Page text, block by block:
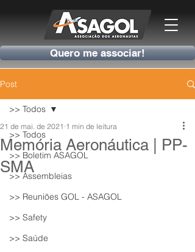
Quero me associar!
Post
>> Todos
>> Boletim ASAGOL
>> Assembleias
>> Reuniões GOL - ASAGOL
>> Safety
>> Saúde
>> Todos
Memória Aeronáutica | PP-
SMA
21 de mai. de 2021 1 min de leitura